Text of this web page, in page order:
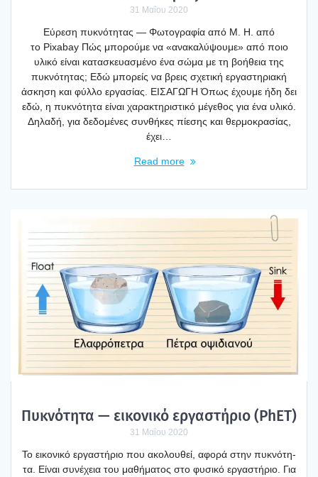
31 Μαΐου 2020
Εύρε­ση πυκνό­τη­τας — Φωτο­γρα­φία από M. H. από
το Pixabay Πώς μπο­ρού­με να «ανα­κα­λύ­ψου­με» από ποιο
υλι­κό είναι κατα­σκευα­σμέ­νο ένα σώμα με τη βοή­θεια της
πυκνό­τη­τας; Εδώ μπο­ρείς να βρεις σχε­τι­κή εργα­στη­ρια­κή
άσκη­ση και φύλ­λο εργα­σί­ας. ΕΙΣΑΓΩΓΗ Όπως έχου­με ήδη δει
εδώ, η πυκνό­τη­τα είναι χαρα­κτη­ρι­στι­κό μέγε­θος για ένα υλι­κό.
Δηλα­δή, για δεδο­μέ­νες συν­θή­κες πίε­σης και θερ­μο­κρα­σί­ας,
έχει…
Read more
Πυκνό­τη­τα — εικο­νι­κό εργα­στή­ριο (PhET)
31 Μαΐου 2020
Το εικο­νι­κό εργα­στή­ριο που ακο­λου­θεί, αφο­ρά στην πυκνό­τη­
τα. Είναι συνέ­χεια του μαθή­μα­τος στο φυσι­κό εργα­στή­ριο. Για